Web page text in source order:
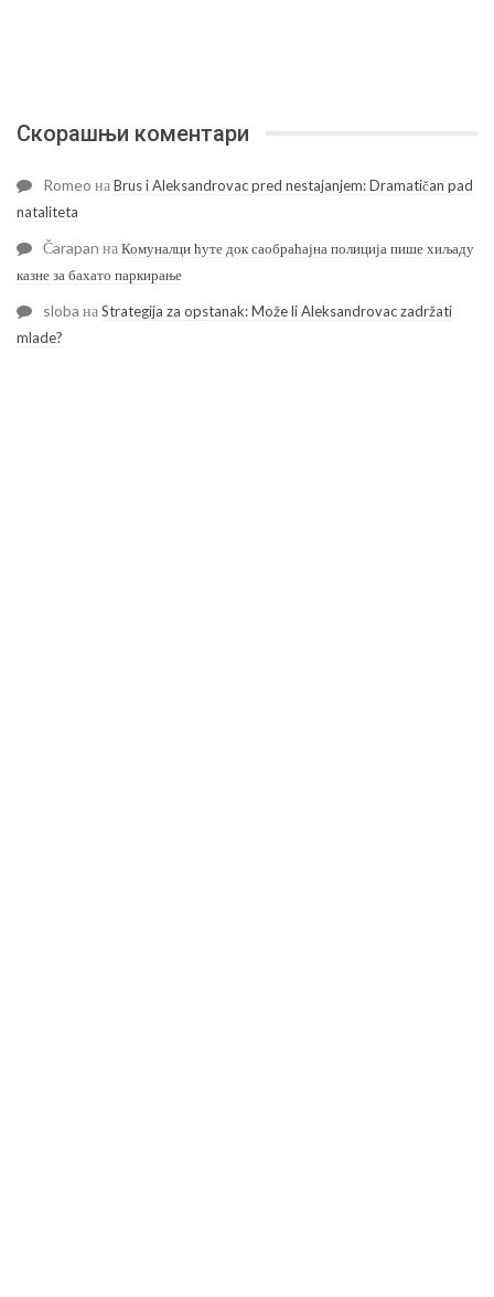
Скорашњи коментари
Romeo наBrus i Aleksandrovac pred nestajanjem: Dramatičan pad
nataliteta
Čarapan наКомуналци ћуте док саобраћајна полиција пише хиљаду
казне за бахато паркирање
sloba наStrategija za opstanak: Može li Aleksandrovac zadržati
mlade?